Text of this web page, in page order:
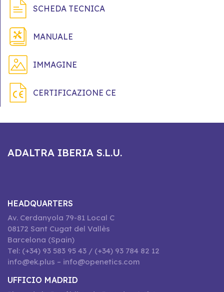
SCHEDA TECNICA
MANUALE
IMMAGINE
CERTIFICAZIONE CE
ADALTRA IBERIA S.L.U.
HEADQUARTERS
Av. Cerdanyola 79-81 Local C
08172 Sant Cugat del Vallès
Barcelona (Spain)
Tel: (+34) 93 583 95 43 / (+34) 93 784 82 12
info@ek.plus – info@openetics.com
UFFICIO MADRID